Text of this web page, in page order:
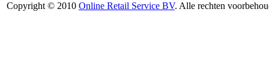
Copyright © 2010 Online Retail Service BV. Alle rechten